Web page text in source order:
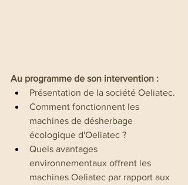
Au programme de son intervention :
Présentation de la société Oeliatec.
Comment fonctionnent les
machines de désherbage
écologique d'Oeliatec ?
Quels avantages
environnementaux offrent les
machines Oeliatec par rapport aux